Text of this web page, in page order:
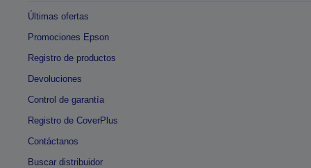
Últimas ofertas
Promociones Epson
Registro de productos
Devoluciones
Control de garantía
Registro de CoverPlus
Contáctanos
Buscar distribuidor